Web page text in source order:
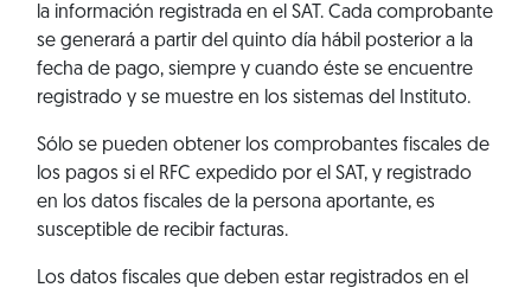
la información registrada en el SAT. Cada comprobante
se generará a partir del quinto día hábil posterior a la
fecha de pago, siempre y cuando éste se encuentre
registrado y se muestre en los sistemas del Instituto.
Sólo se pueden obtener los comprobantes fiscales de
los pagos si el RFC expedido por el SAT, y registrado
en los datos fiscales de la persona aportante, es
susceptible de recibir facturas.
Los datos fiscales que deben estar registrados en el